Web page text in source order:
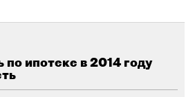
ипотеке в 2014 году